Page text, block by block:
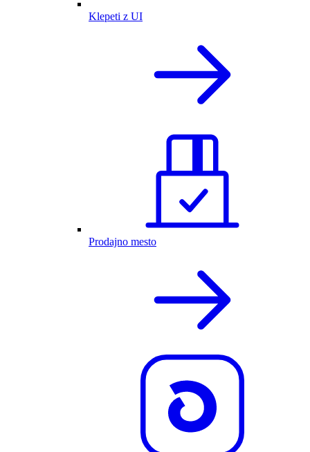
Klepeti z UI
Prodajno mesto